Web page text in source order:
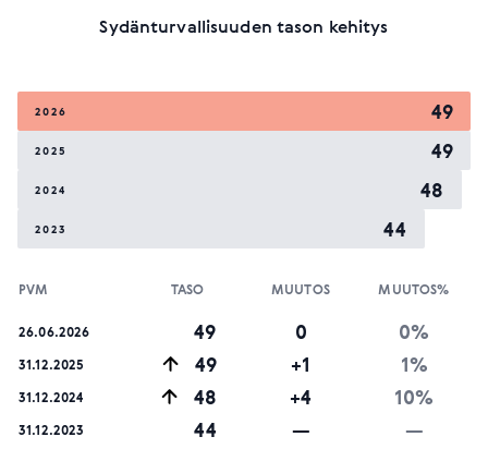
Sydänturvallisuuden tason kehitys
2026 49
2025 49
2024 48
2023 44
PVM TASO MUUTOS MUUTOS%
26.06.2026 49 0 0%
31.12.2025 49 +1 1%
31.12.2024 48 +4 10%
31.12.2023 44 — —